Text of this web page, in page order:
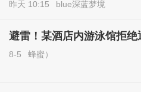
昨天 10:15 blue深蓝梦境
避雷！某酒店内游泳馆拒绝
8-5 蜂蜜）